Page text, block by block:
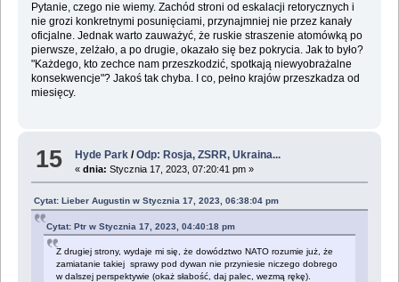
Pytanie, czego nie wiemy. Zachód stroni od eskalacji retorycznych i
nie grozi konkretnymi posunięciami, przynajmniej nie przez kanały
oficjalne. Jednak warto zauważyć, że ruskie straszenie atomówką po
pierwsze, zelżało, a po drugie, okazało się bez pokrycia. Jak to było?
"Każdego, kto zechce nam przeszkodzić, spotkają niewyobrażalne
konsekwencje"? Jakoś tak chyba. I co, pełno krajów przeszkadza od
miesięcy.
15 Hyde Park /Odp: Rosja, ZSRR, Ukraina...
«dnia: Stycznia 17, 2023, 07:20:41 pm »
Cytat: Lieber Augustin w Stycznia 17, 2023, 06:38:04 pm
Cytat: Ptr w Stycznia 17, 2023, 04:40:18 pm
Z drugiej strony, wydaje mi się, że dowództwo NATO rozumie już, że
zamiatanie takiej sprawy pod dywan nie przyniesie niczego dobrego
w dalszej perspektywie (okaż słabość, daj palec, wezmą rękę).